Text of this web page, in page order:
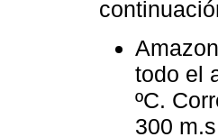
todo el
ºC.
300